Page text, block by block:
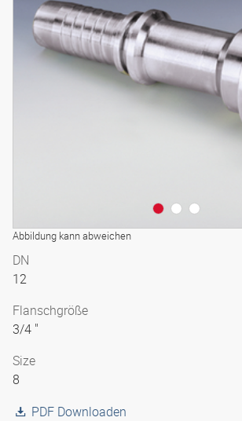
Abbildung kann abweichen
3D Modell
DN
12
Flanschgröße
3/4 "
Size
8
PDF Downloaden